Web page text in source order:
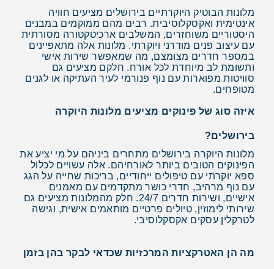
מלונות הבוטיק היוקרתיים בירושלים מציעים חוויה
אינטימית ואקסקלוסיבית. רבים מהם ממוקמים במבנים
היסטוריים משוחזרים, המשלבים ארכיטקטורה מסורתית
עם עיצוב פנים מודרני ויוקרתי. מלונות אלה מתאפיינים
במספר חדרים מצומצם, מה שמאפשר שירות אישי
ותשומת לב מיוחדת לכל אורח. חלקם מציעים גם
סוויטות מפוארות עם נוף פנורמי לעיר העתיקה או לגנים
מטופחים.
איזה סוג של פינוקים מציעים מלונות היוקרה
בירושלים?
מלונות היוקרה בירושלים מתחרים ביניהם על מי יציע את
הפינוקים הטובים ביותר לאורחיהם. אלה עשויים לכלול
ספא יוקרתי עם טיפולים ייחודיים, בריכות שחייה על הגג
עם נוף מרהיב, חדרי כושר מתקדמים עם מאמנים
אישיים, ושירות חדרים 24/7. חלק מהמלונות מציעים גם
שירותי לימוזין, טיולים פרטיים מותאמים אישית, וגישה
לטרקלין עסקים אקסקלוסיבי.
מה הן האטרקציות המרכזיות שכדאי לבקר בהן בזמן